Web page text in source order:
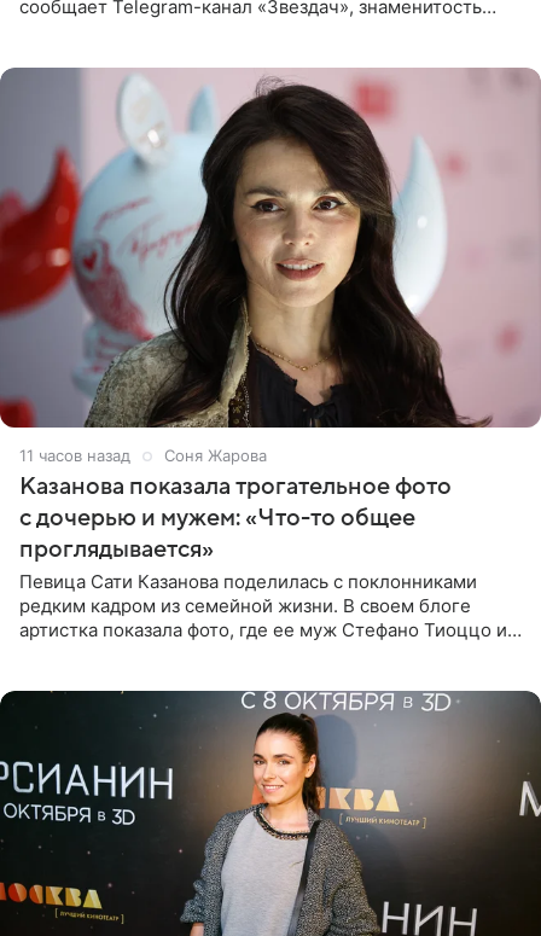
сообщает Telegram-канал «Звездач», знаменитость
11 часов назад Соня Жарова
Казанова показала трогательное фото
с дочерью и мужем: «Что-то общее
проглядывается»
Певица Сати Казанова поделилась с поклонниками
редким кадром из семейной жизни. В своем блоге
артистка показала фото, где ее муж Стефано Тиоццо и